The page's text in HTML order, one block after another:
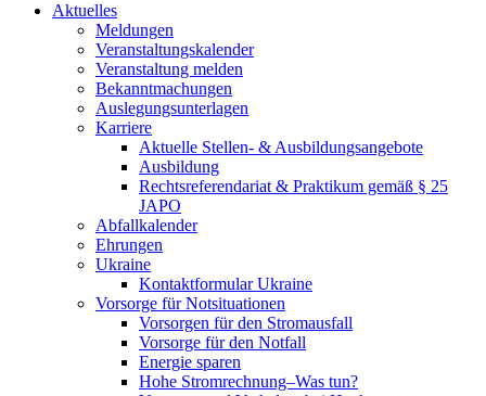
Aktuelles
Meldungen
Veranstaltungskalender
Veranstaltung melden
Bekanntmachungen
Auslegungsunterlagen
Karriere
Aktuelle Stellen- & Ausbildungsangebote
Ausbildung
Rechtsreferendariat & Praktikum gemäß § 25
JAPO
Abfallkalender
Ehrungen
Ukraine
Kontaktformular Ukraine
Vorsorge für Notsituationen
Vorsorgen für den Stromausfall
Vorsorge für den Notfall
Energie sparen
Hohe Stromrechnung–Was tun?